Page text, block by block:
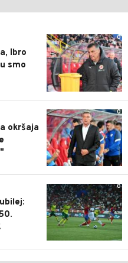
0
Ibro
smo
0
okršaja
0